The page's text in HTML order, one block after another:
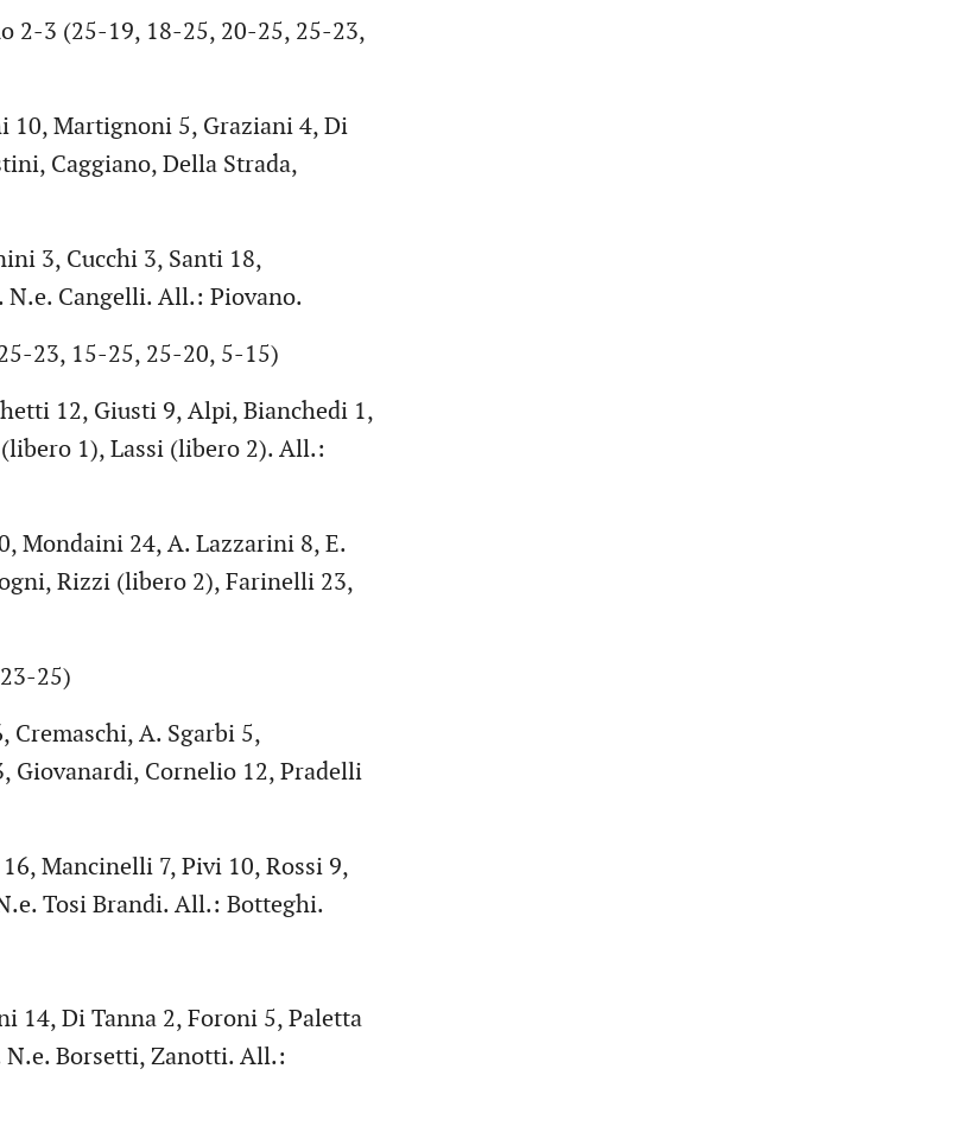
2-3 (25-19, 18-25, 20-25, 25-23,
10, Martignoni 5, Graziani 4, Di
Caggiano, Della Strada,
3, Cucchi 3, Santi 18,
N.e. Cangelli. All.: Piovano.
23, 15-25, 25-20, 5-15)
12, Giusti 9, Alpi, Bianchedi 1,
1), Lassi (libero 2). All.:
Mondaini 24, A. Lazzarini 8, E.
Rizzi (libero 2), Farinelli 23,
25)
Cremaschi, A. Sgarbi 5,
Giovanardi, Cornelio 12, Pradelli
Mancinelli 7, Pivi 10, Rossi 9,
Tosi Brandi. All.: Botteghi.
14, Di Tanna 2, Foroni 5, Paletta
Borsetti, Zanotti. All.: